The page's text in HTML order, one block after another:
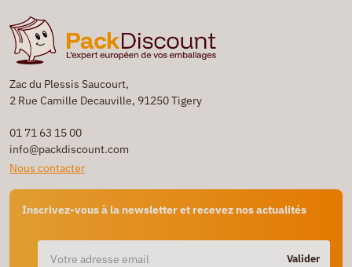
Zac du Plessis Saucourt,
2 Rue Camille Decauville, 91250 Tigery
01 71 63 15 00
info@packdiscount.com
Nous contacter
Inscrivez-vous à la newsletter et recevez nos actualités
Valider